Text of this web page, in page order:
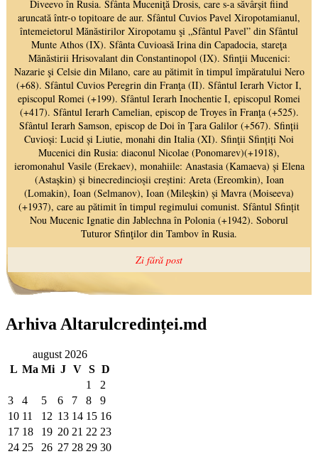
Arhiva Altarulcredinței.md
august 2026
L Ma Mi J V S D
1
2
3
4 5 6 7 8
9
10 11 12 13 14 15 16
17 18 19 20 21 22 23
24 25 26 27 28 29 30